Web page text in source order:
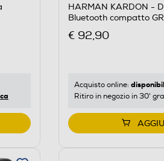
HARMAN KARDON -
Bluetooth compatto
€ 92,90
Acquisto online:
Ritiro in negozio in 30'